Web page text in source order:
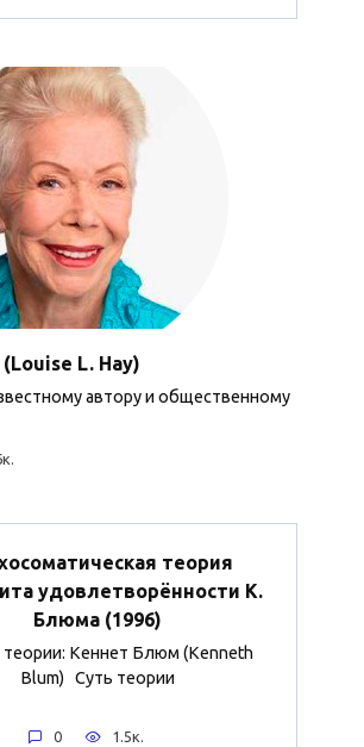
L. Hay)
автору и общественному
теория
удовлетворённости К.
Блюма (1996)
Кеннет Блюм (Kenneth
Blum) Суть теории
0 1.5к.